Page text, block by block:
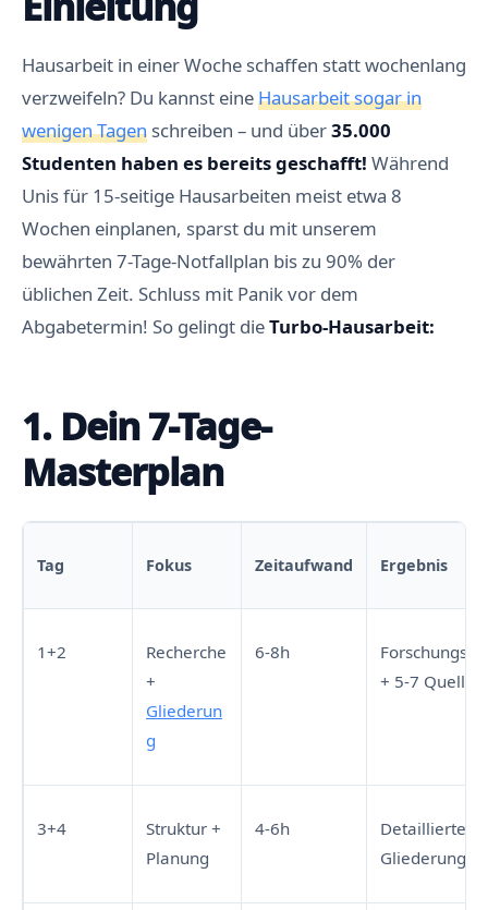
Hausarbeit in einer Woche schaffen statt wochenlang
verzweifeln? Du kannst eineHausarbeit sogar in
wenigen Tagen schreiben – und über35.000
Studenten haben es bereits geschafft! Während
Unis für 15-seitige Hausarbeiten meist etwa 8
Wochen einplanen, sparst du mit unserem
bewährten 7-Tage-Notfallplan bis zu 90% der
üblichen Zeit. Schluss mit Panik vor dem
Abgabetermin! So gelingt dieTurbo-Hausarbeit:
1. Dein 7-Tage-
Masterplan
Tag Fokus Zeitaufwand Ergebnis
1+2
Recherche
+
Gliederun
g
6-8h
+ 5-7 Quellen
3+4
Struktur +
Planung
4-6h
Detaillierte
Gliederung